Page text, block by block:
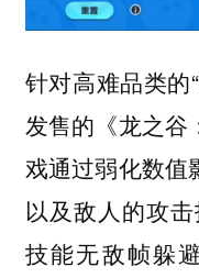
针对高难品类的
发售的《龙之谷
戏通过弱化数值
以及敌人的攻
技能无敌帧躲